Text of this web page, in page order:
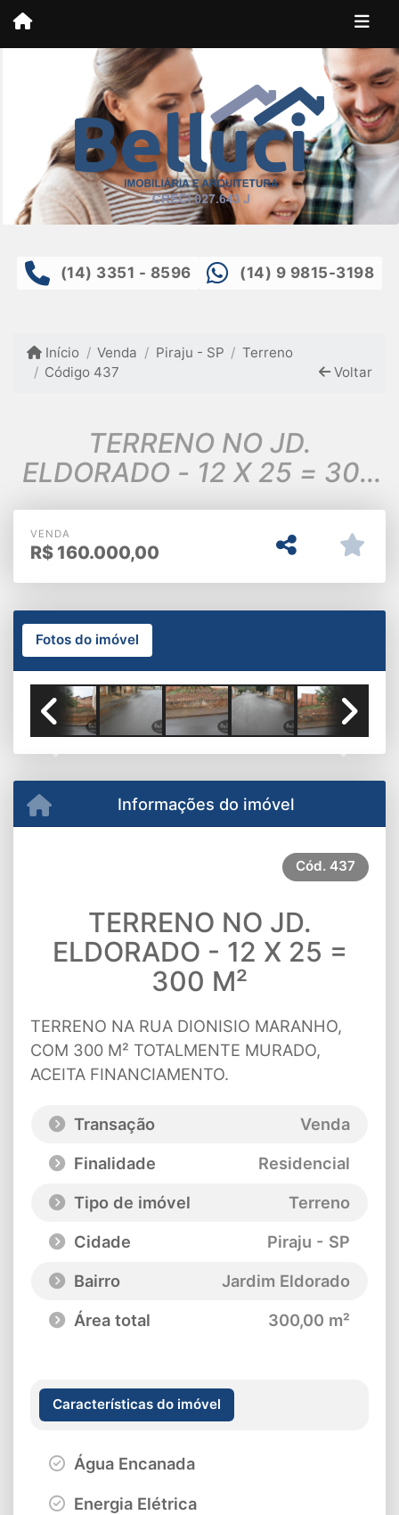
(14) 3351 - 8596 (14) 9 9815-3198
Início Venda Piraju - SP
Terreno
Código 437
Voltar
TERRENO NO JD.
ELDORADO - 12 X 25 = 300
M²
VENDA
R$ 160.000,00
Fotos do imóvel
Informações do imóvel
Cód. 437
TERRENO NO JD.
ELDORADO - 12 X 25 =
300 M²
TERRENO NA RUA DIONISIO MARANHO,
COM 300 M² TOTALMENTE MURADO,
ACEITA FINANCIAMENTO.
Transação
Venda
Finalidade
Residencial
Tipo de imóvel
Terreno
Cidade
Piraju - SP
Bairro
Jardim Eldorado
Área total
300,00 m²
Características do imóvel
Água Encanada
Energia Elétrica